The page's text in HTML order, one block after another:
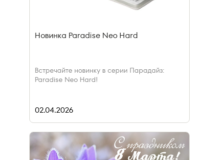
Новинка Paradise Neo Hard
Встречайте новинку в серии Парадайз:
Paradise Neo Hard!
02.04.2026